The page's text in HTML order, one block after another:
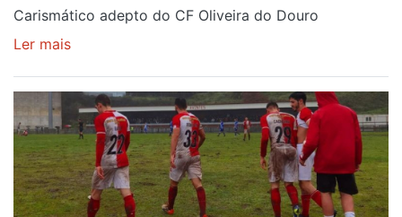
Carismático adepto do CF Oliveira do Douro
Ler mais
DOURO
DESPEDIU-
SE
DE
SERAFIM